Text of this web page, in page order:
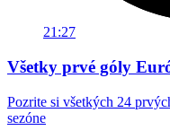
21:27
Všetky prvé góly
Pozrite si všetkých 24
sezóne